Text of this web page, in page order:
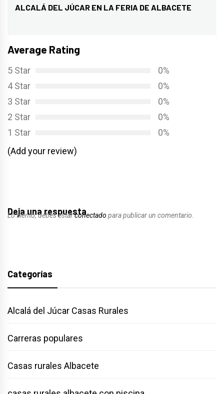
Entrada
ALCALÁ DEL JÚCAR EN LA FERIA DE ALBACETE
Average Rating
5 Star
0%
4 Star
0%
3 Star
0%
2 Star
0%
1 Star
0%
(Add your review)
Deja una respuesta
Lo siento, debes estarconectado para publicar un comentario.
Categorías
Alcalá del Júcar Casas Rurales
Carreras populares
Casas rurales Albacete